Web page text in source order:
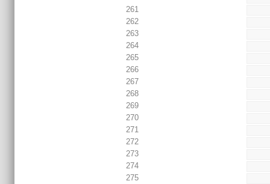
261
262
263
264
265
266
267
268
269
270
271
272
273
274
275